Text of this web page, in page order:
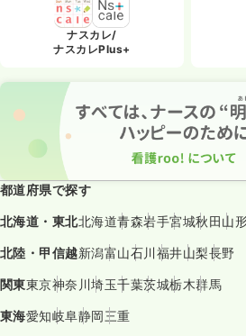
ナスカレ/
ナスカレPlus+
都道府県で探す
北海道・東北北海道青森岩手宮城秋田山
北陸・甲信越新潟富山石川福井山梨長野
関東東京神奈川埼玉千葉茨城栃木群馬
東海愛知岐阜静岡三重